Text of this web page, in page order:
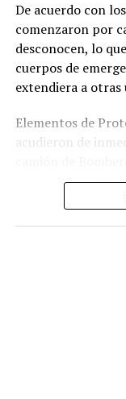
públicos.
De acuerdo con
comenzaron por
desconocen, lo
cuerpos de
extendiera a otras
Elementos de
acudieron de
para sofocar el
tras varios